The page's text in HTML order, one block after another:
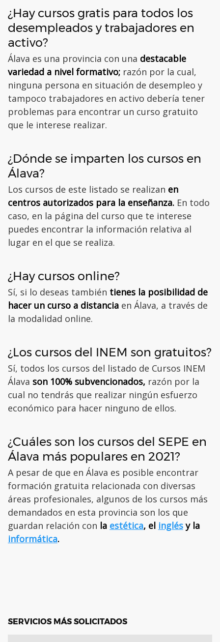
¿Hay cursos gratis para todos los
desempleados y trabajadores en
activo?
Álava es una provincia con una destacable
variedad a nivel formativo; razón por la cual,
ninguna persona en situación de desempleo y
tampoco trabajadores en activo debería tener
problemas para encontrar un curso gratuito
que le interese realizar.
¿Dónde se imparten los cursos en
Álava?
Los cursos de este listado se realizan en
centros autorizados para la enseñanza. En todo
caso, en la página del curso que te interese
puedes encontrar la información relativa al
lugar en el que se realiza.
¿Hay cursos online?
Sí, si lo deseas también tienes la posibilidad de
hacer un curso a distancia en Álava, a través de
la modalidad online.
¿Los cursos del INEM son gratuitos?
Sí, todos los cursos del listado de Cursos INEM
Álava son 100% subvencionados, razón por la
cual no tendrás que realizar ningún esfuerzo
económico para hacer ninguno de ellos.
¿Cuáles son los cursos del SEPE en
Álava más populares en 2021?
A pesar de que en Álava es posible encontrar
formación gratuita relacionada con diversas
áreas profesionales, algunos de los cursos más
demandados en esta provincia son los que
guardan relación con la estética, el inglésy la
informática.
SERVICIOS MÁS SOLICITADOS